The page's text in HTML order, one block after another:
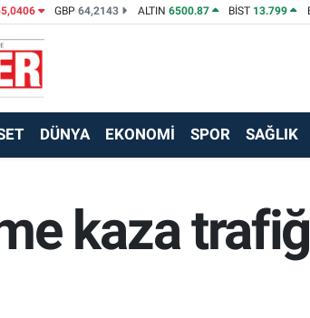
GBP64,2143 ALTIN 6500.87 BİST 13.799
DÜNYA EKONOMİ SPOR SAĞLIK
kaza